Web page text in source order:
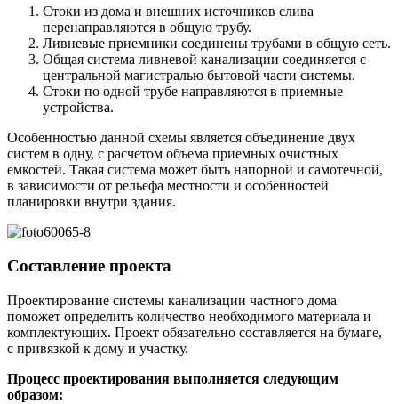
Стоки из дома и внешних источников слива
перенаправляются в общую трубу.
Ливневые приемники соединены трубами в общую сеть.
Общая система ливневой канализации соединяется с
центральной магистралью бытовой части системы.
Стоки по одной трубе направляются в приемные
устройства.
Особенностью данной схемы является объединение двух
систем в одну, с расчетом объема приемных очистных
емкостей. Такая система может быть напорной и самотечной,
в зависимости от рельефа местности и особенностей
планировки внутри здания.
Составление проекта
Проектирование системы канализации частного дома
поможет определить количество необходимого материала и
комплектующих. Проект обязательно составляется на бумаге,
с привязкой к дому и участку.
Процесс проектирования выполняется следующим
образом: